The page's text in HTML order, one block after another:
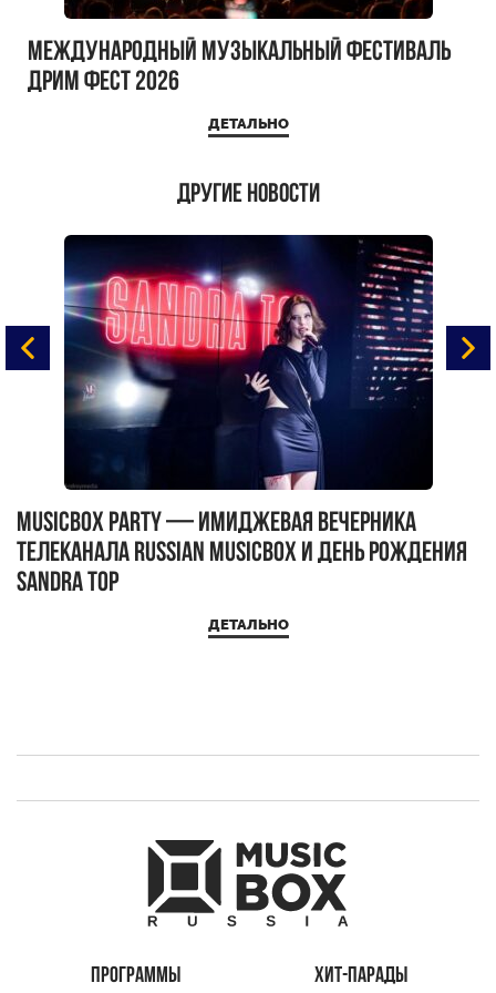
Международный музыкальный фестиваль
ДРИМ ФЕСТ 2026
ДЕТАЛЬНО
Другие новости
MUSICBOX PARTY — имиджевая вечерника
телеканала RUSSIAN MUSICBOX и день рождения
Sandra Top
ДЕТАЛЬНО
ПРОГРАММЫ ХИТ-ПАРАДЫ